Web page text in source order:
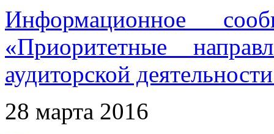
Информационное
«Приоритетные
аудиторской
28 марта 2016